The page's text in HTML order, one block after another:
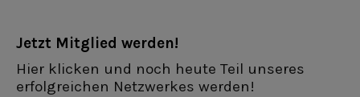
Jetzt Mitglied werden!
Hier klicken und noch heute Teil unseres
erfolgreichen Netzwerkes werden!